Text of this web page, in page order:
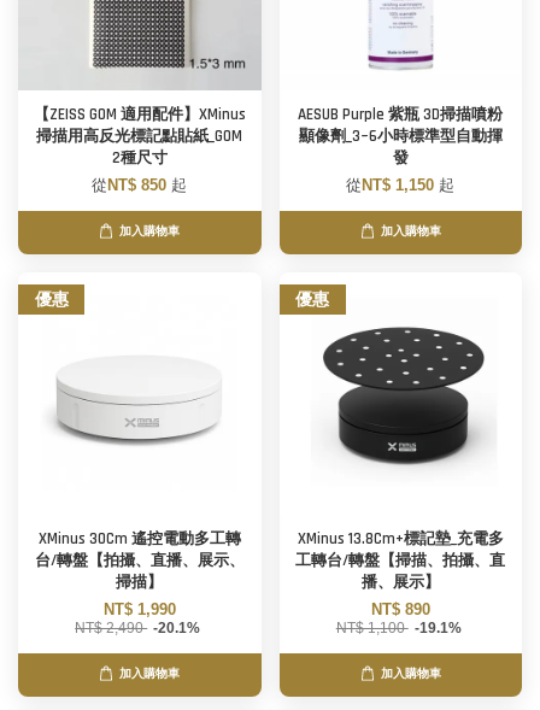
【ZEISS GOM 適用配件】XMinus
掃描用高反光標記點貼紙_GOM
2種尺寸
從NT$ 850 起
加入購物車
AESUB Purple 紫瓶 3D掃描噴粉
顯像劑_3~6小時標準型自動揮
發
從NT$ 1,150 起
加入購物車
優惠
XMinus 30Cm 遙控電動多工轉
台/轉盤【拍攝、直播、展示、
掃描】
NT$ 1,990
NT$ 2,490 -20.1%
加入購物車
優惠
XMinus 13.8Cm+標記墊_充電多
工轉台/轉盤【掃描、拍攝、直
播、展示】
NT$ 890
NT$ 1,100 -19.1%
加入購物車